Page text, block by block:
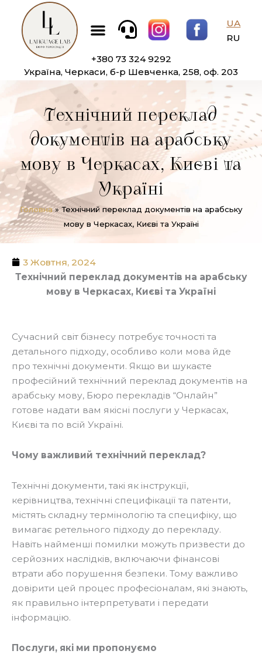
Перейти
вмісту
Меню
UA
RU
+380 73 324 9292
Україна, Черкаси, б-р Шевченка, 258, оф. 203
Технічний переклад
документів на арабську
мову в Черкасах, Києві та
Україні
Головна»Технічний переклад документів на арабську
мову в Черкасах, Києві та Україні
3 Жовтня, 2024
Технічний переклад документів на арабську
мову в Черкасах, Києві та Україні
Сучасний світ бізнесу потребує точності та
детального підходу, особливо коли мова йде
про технічні документи. Якщо ви шукаєте
професійний технічний переклад документів на
арабську мову, Бюро перекладів “Онлайн”
готове надати вам якісні послуги у Черкасах,
Києві та по всій Україні.
Чому важливий технічний переклад?
Технічні документи, такі як інструкції,
керівництва, технічні специфікації та патенти,
містять складну термінологію та специфіку, що
вимагає ретельного підходу до перекладу.
Навіть найменші помилки можуть призвести до
серйозних наслідків, включаючи фінансові
втрати або порушення безпеки. Тому важливо
довірити цей процес професіоналам, які знають,
як правильно інтерпретувати і передати
інформацію.
Послуги, які ми пропонуємо